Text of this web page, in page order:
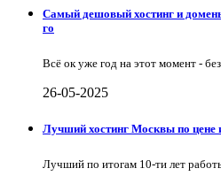
Самый дешовый хостинг и
го
Всё ок уже год на этот момент - без
26-05-2025
Лучший хостинг Москвы по цене
Лучший по итогам 10-ти лет